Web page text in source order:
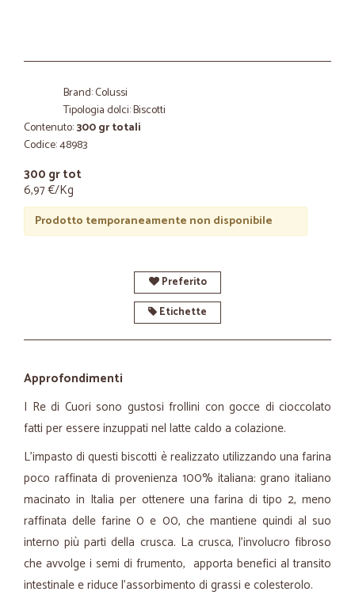
Brand: Colussi
Tipologia dolci: Biscotti
Contenuto:300 gr totali
Codice: 48983
300 gr tot
6,97 €/Kg
Prodotto temporaneamente non disponibile
Preferito
Etichette
Approfondimenti
I Re di Cuori sono gustosi frollini con gocce di cioccolato
fatti per essere inzuppati nel latte caldo a colazione.
L'impasto di questi biscotti è realizzato utilizzando una farina
poco raffinata di provenienza 100% italiana: grano italiano
macinato in Italia per ottenere una farina di tipo 2, meno
raffinata delle farine 0 e 00, che mantiene quindi al suo
interno più parti della crusca. La crusca, l'involucro fibroso
che avvolge i semi di frumento, apporta benefici al transito
intestinale e riduce l'assorbimento di grassi e colesterolo.